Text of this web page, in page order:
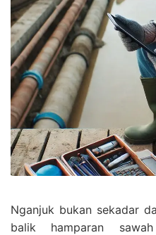
Nganjuk bukan sekadar
balik hamparan